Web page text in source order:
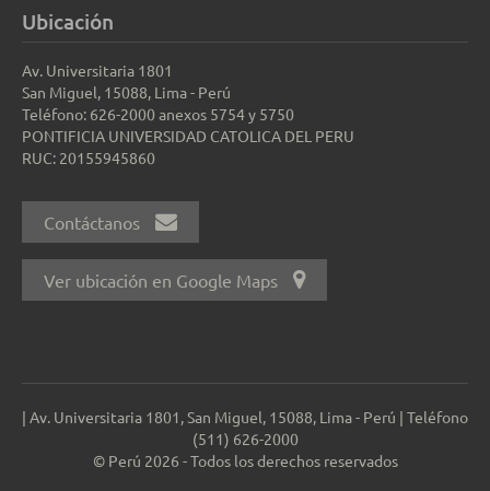
Ubicación
Av. Universitaria 1801
San Miguel, 15088, Lima - Perú
Teléfono: 626-2000 anexos 5754 y 5750
PONTIFICIA UNIVERSIDAD CATOLICA DEL PERU
RUC: 20155945860
Contáctanos
Ver ubicación en Google Maps
| Av. Universitaria 1801, San Miguel, 15088, Lima - Perú | Teléfono
(511) 626-2000
© Perú 2026 - Todos los derechos reservados